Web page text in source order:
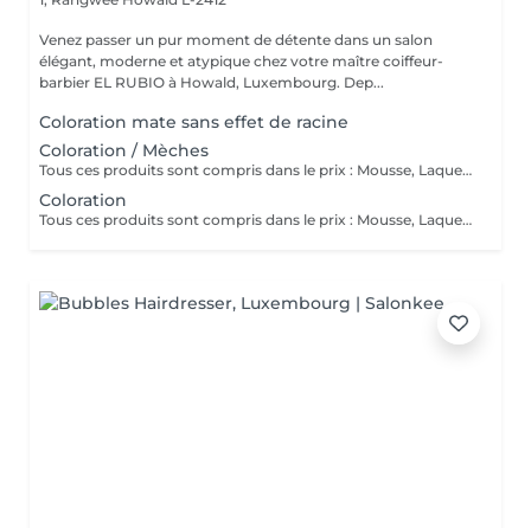
Venez passer un pur moment de détente dans un salon
élégant, moderne et atypique chez votre maître coiffeur-
barbier EL RUBIO à Howald, Luxembourg. Dep...
Coloration mate sans effet de racine
Coloration / Mèches
Tous ces produits sont compris dans le prix : Mousse, Laque, Gel, Soin démêlant, Shampoing spécifique. Tous les produits que nous utilisons sont des produits de qualité professionnelle.
Coloration
Tous ces produits sont compris dans le prix : Mousse, Laque, Gel, Soin démêlant, Shampoing spécifique. Tous les produits que nous utilisons sont des produits de qualité professionnelle.